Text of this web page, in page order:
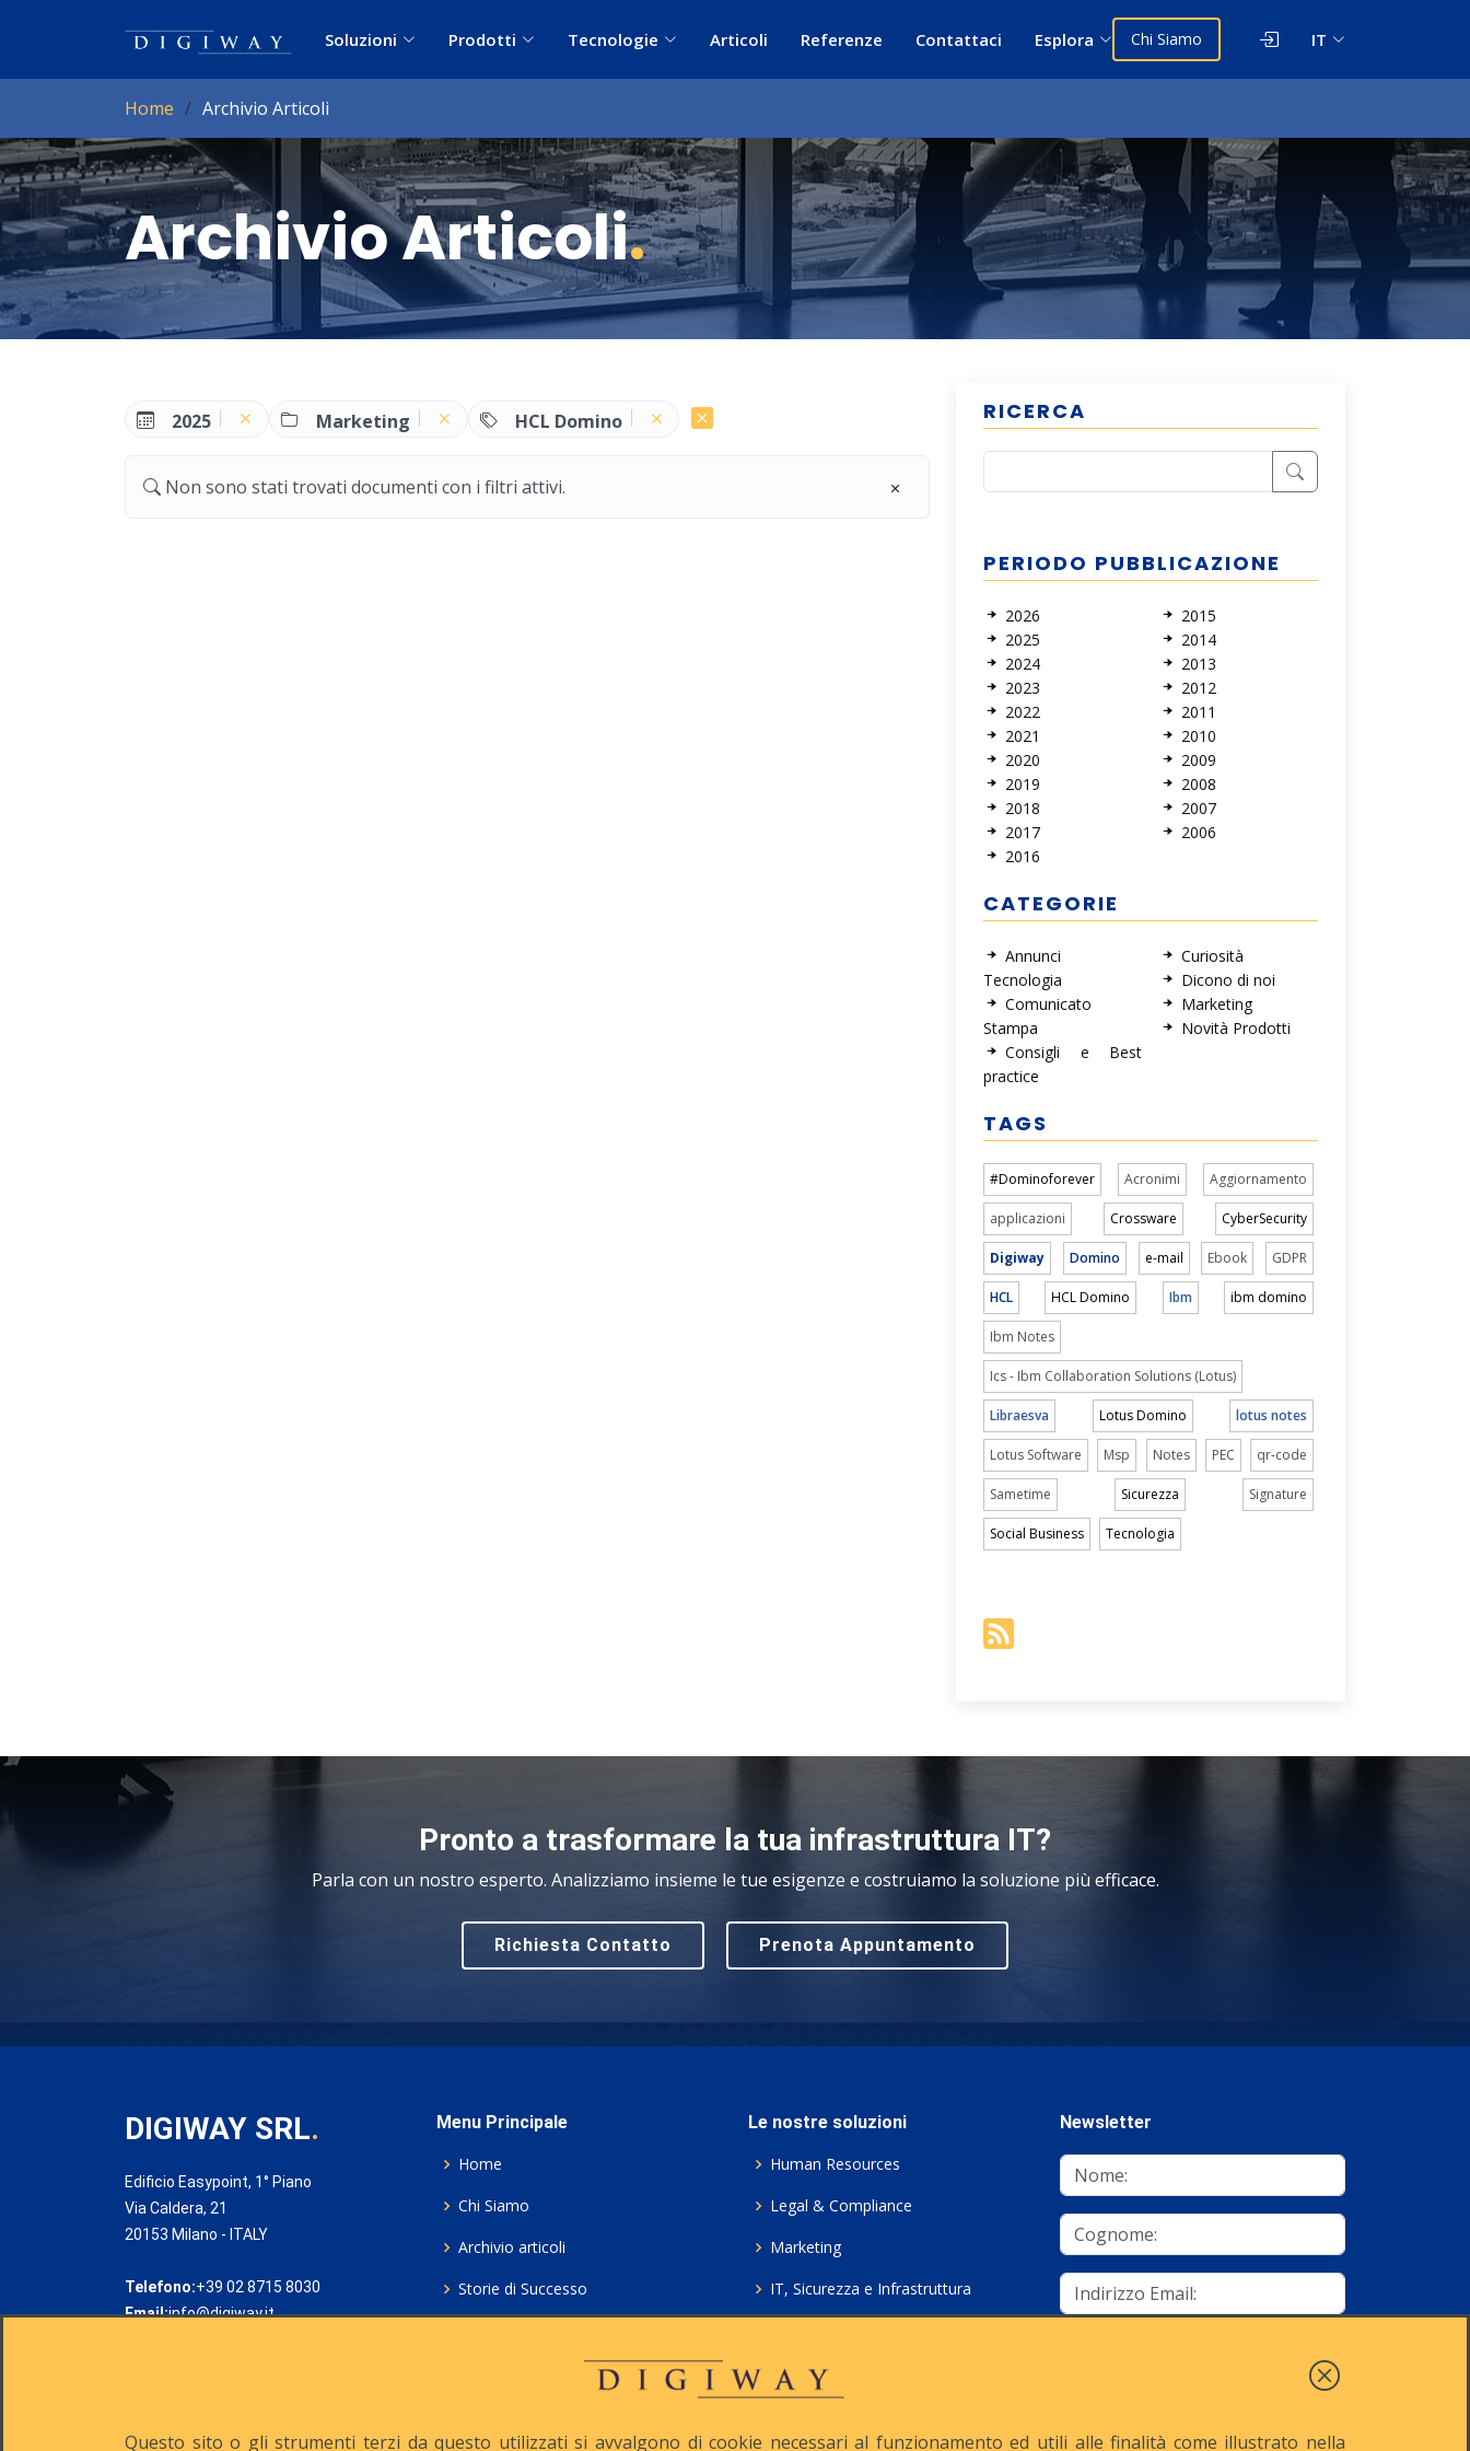
Soluzioni Prodotti Tecnologie Articoli Referenze Contattaci Esplora Chi Siamo IT
Home Archivio Articoli
Archivio Articoli.
2025 Marketing HCL Domino
Non sono stati trovati documenti con i filtri attivi.
RICERCA
PERIODO PUBBLICAZIONE
2026
2025
2024
2023
2022
2021
2020
2019
2018
2017
2016
2015
2014
2013
2012
2011
2010
2009
2008
2007
2006
CATEGORIE
Annunci
Tecnologia
Comunicato
Stampa
Consigli e Best
practice
Curiosità
Dicono di noi
Marketing
Novità Prodotti
TAGS
#Dominoforever Acronimi Aggiornamento
applicazioni Crossware CyberSecurity
Digiway Domino e-mail Ebook GDPR
HCL HCL Domino Ibm ibm domino
Ibm Notes
Ics - Ibm Collaboration Solutions (Lotus)
Libraesva Lotus Domino lotus notes
Lotus Software Msp Notes PEC qr-code
Sametime Sicurezza Signature
Social Business Tecnologia
Pronto a trasformare la tua infrastruttura IT?
Parla con un nostro esperto. Analizziamo insieme le tue esigenze e costruiamo la soluzione più efficace.
Richiesta Contatto Prenota Appuntamento
DIGIWAY SRL.
Edificio Easypoint, 1° Piano
Via Caldera, 21
20153 Milano - ITALY
Telefono:+39 02 8715 8030
Email:info@digiway.it
Menu Principale
Home
Chi Siamo
Archivio articoli
Storie di Successo
Le nostre soluzioni
Human Resources
Legal & Compliance
Marketing
IT, Sicurezza e Infrastruttura
Consulenza ICT e Licenze
Newsletter
Questo sito o gli strumenti terzi da questo utilizzati si avvalgono di cookie necessari al funzionamento ed utili alle finalità come illustrato nella